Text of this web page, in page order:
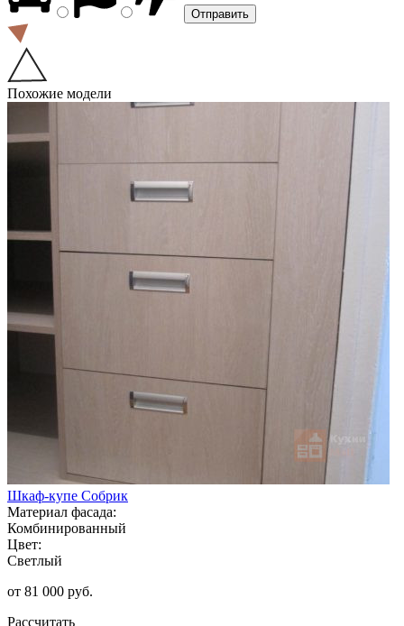
Похожие модели
Шкаф-купе Собрик
Материал фасада:
Комбинированный
Цвет:
Светлый
от 81 000 руб.
Рассчитать